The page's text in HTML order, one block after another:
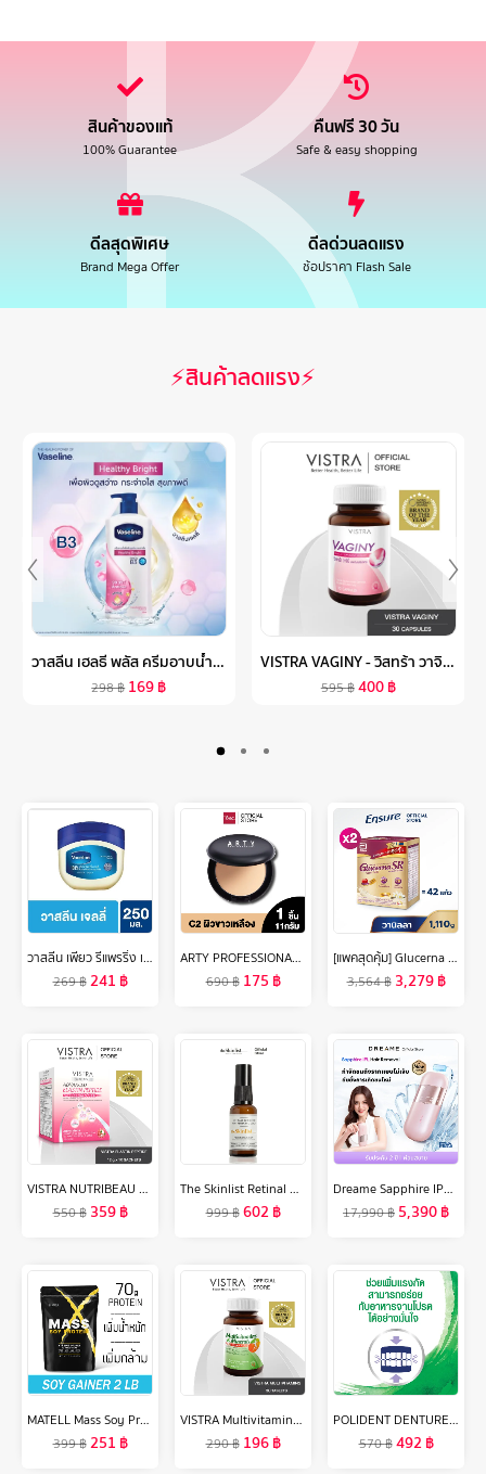
สินค้าของแท้
100% Guarantee
คืนฟรี 30 วัน
Safe & easy shopping
ดีลสุดพิเศษ
Brand Mega Offer
ดีลด่วนลดแรง
ช้อปราคา Flash Sale
⚡สินค้าลดแรง⚡
วาสลีน เฮลธี พลัส ครีมอาบน้ำ 400 มล. แพ็คคู่ VASELINE HEALTHY PLUS BODY WASH 400 ML. TWIN PACK ( สบู่ สบู่เหลว ครีมอาบน้ำ เจลอาบน้ำ SHOWER
298฿ 169฿
VISTRA VAGINY - วิสทร้า วาจินี่ (30 เม็ด)
595฿400฿
วาสลีน เพียว รีแพรริ่ง เจลลี่ ปิโตรเลี่ยม บำรุงผิวแห้ง เก็บความชุ่มชื่น 250 มล. Vaseline Pure Repairing Jelly Petrolium 250 ml.
269฿241 ฿
ARTY PROFESSIONAL SUPER PERFECT POWDER SPF 25 PA++ 11 กรัม แป้งผสมรองพื้น เครื่องสำอาง แป้งสำหรับใบหน้า แป้ง พัฟ ผสานการเติมเต็มคุณค่าจากวิตามินซี
690฿ 175 ฿
[แพคสุดคุ้ม] Glucerna SR กลูเซอนา เอสอาร์ กลิ่นวานิลลา แบบถุงเติม 1,110g 2 กล่อง สำหรับผู้ป่วยเบาหวาน
3,564฿ 3,279฿
VISTRA NUTRIBEAU ADVANCED ELASTIN PEPTIDE PLUS COLLAGEN 5000 mg ( 10 PC / Box ) วิสทร้า แอดวานซ์ อิลาสติน เปปไทด์ พลัส คอลลาเจน 5000 มก. / ต่อซอง ( 1 กล่อง บรรจุ 10 ซอง )
550฿ 359฿
The Skinlist Retinal Booster Night Perfecting Lotion ( Retinaldehyde, Retinal, Retinol ) 30 g เซรั่มบำรุงผิวหน้า สกินแคร์ เรตินอล
999฿602฿
Dreame Sapphire IPL Hair Removal 21J เลเซอร์กำจัดขน IPL เครื่องกำจัดขน ไม่เจ็บ เทคโนโลยี ice-cooling 8ระดับ
17,990฿ 5,390฿
MATELL Mass Soy Protein Gainer 2 lb แมส ซอย โปรตีน 2ปอนด์ หรือ 908กรัม (Non Wheyเวย์) เพิ่มน้ำหนัก + เพิ่มกล้ามเนื้อ
399฿251 ฿
VISTRA Multivitamins & Minerals Amino - วิสทร้า มัลติวิตามินและมิเนอรัล(30 เม็ด)
290฿ 196฿
POLIDENT DENTURE ADHESIVE CREAM FRESH MINT 60G X 2 โพลิเดนท์ ครีมติดฟันปลอม กลิ่นมิ้นท์ 60 กรัม แพ็ค 2
570฿492฿